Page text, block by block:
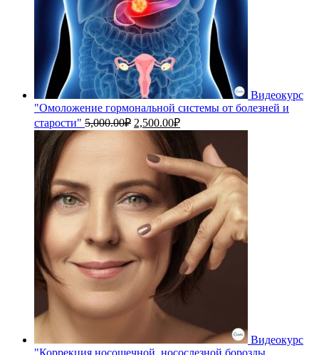
Видеокурс
"Омоложение гормональной системы от болезней и
старости" 5,000.00₽ Первоначальная
цена
составляла
5,000.00₽.
2,500.00₽Текущая
цена:
2,500.00₽.
Видеокурс